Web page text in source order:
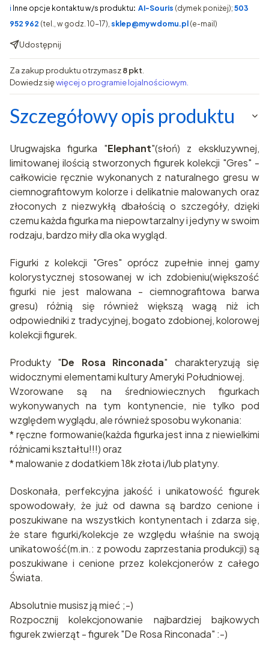
ℹ️ Inne opcje kontaktu w/s produktu: AI-Souris (dymek poniżej); 503
952 962 (tel., w godz. 10-17), sklep@mywdomu.pl (e-mail)
Udostępnij
Za zakup produktu otrzymasz8 pkt
Dowiedz sięwięcej o programie lojalnościowym.
Szczegółowy opis produktu
Urugwajska figurka "Elephant"(słoń) z ekskluzywnej,
limitowanej ilością stworzonych figurek kolekcji "Gres" -
całkowicie ręcznie wykonanych z naturalnego gresu w
ciemnografitowym kolorze i delikatnie malowanych oraz
złoconych z niezwykłą dbałością o szczegóły, dzięki
czemu każda figurka ma niepowtarzalny i jedyny w swoim
rodzaju, bardzo miły dla oka wygląd.
Figurki z kolekcji "Gres" oprócz zupełnie innej gamy
kolorystycznej stosowanej w ich zdobieniu(większość
figurki nie jest malowana - ciemnografitowa barwa
gresu) różnią się również większą wagą niż ich
odpowiedniki z tradycyjnej, bogato zdobionej, kolorowej
kolekcji figurek.
Produkty "De Rosa Rinconada" charakteryzują się
widocznymi elementami kultury Ameryki Południowej.
Wzorowane są na średniowiecznych figurkach
wykonywanych na tym kontynencie, nie tylko pod
względem wyglądu, ale również sposobu wykonania:
* ręczne formowanie(każda figurka jest inna z niewielkimi
różnicami kształtu!!!) oraz
* malowanie z dodatkiem 18k złota i/lub platyny.
Doskonała, perfekcyjna jakość i unikatowość figurek
spowodowały, że już od dawna są bardzo cenione i
poszukiwane na wszystkich kontynentach i zdarza się,
że stare figurki/kolekcje ze względu właśnie na swoją
unikatowość(m.in.: z powodu zaprzestania produkcji) są
poszukiwane i cenione przez kolekcjonerów z całego
Świata.
Absolutnie musisz ją mieć ;-)
Rozpocznij kolekcjonowanie najbardziej bajkowych
figurek zwierząt - figurek "De Rosa Rinconada" :-)